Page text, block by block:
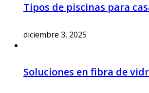
Tipos de piscinas para
diciembre 3, 2025
Soluciones en fibra de